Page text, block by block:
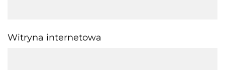
Witryna internetowa